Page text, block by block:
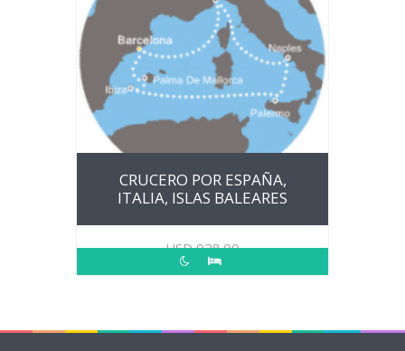
CRUCERO POR ESPAÑA,
ITALIA, ISLAS BALEARES
USD928.00